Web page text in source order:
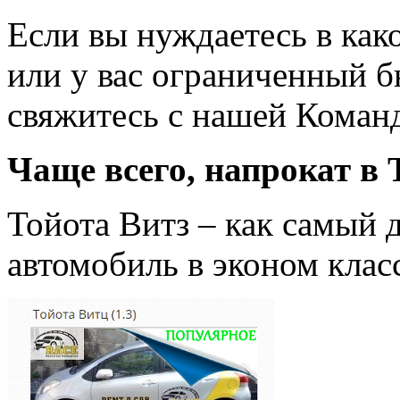
Если вы нуждаетесь в
или у вас ограниченный
свяжитесь с нашей
Чаще всего, напрокат в
Тойота Витз – как
автомобиль в эконом